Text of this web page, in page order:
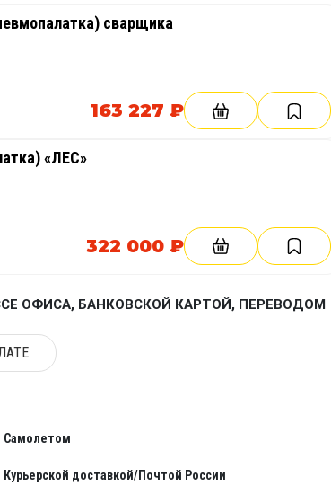
сварщика
163 227 ₽
«ЛЕС»
322 000 ₽
ОФИСА, БАНКОВСКОЙ КАРТОЙ, ПЕРЕВОДОМ
Самолетом
Курьерской доставкой/Почтой России